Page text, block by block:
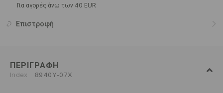
Για αγορές άνω των 40 EUR
Επιστροφή
ΠΕΡΙΓΡΑΦΉ
Index 8940Y-07X